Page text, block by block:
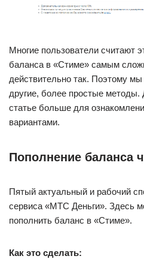
Многие пользователи считают
баланса в «Стиме» самым
действительно так. Поэтому
другие, более простые
статье больше для
вариантами.
Пополнение баланса
Пятый актуальный и рабочий
сервиса «МТС Деньги». Здесь
пополнить баланс в «Стиме».
Как это сделать: